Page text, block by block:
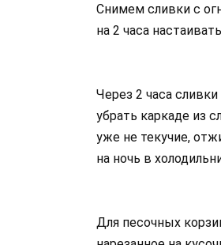
Снимем сливки с
на 2 часа
Через 2 часа
убрать каркаде из
уже не текучие,
на ночь в
Для песочных